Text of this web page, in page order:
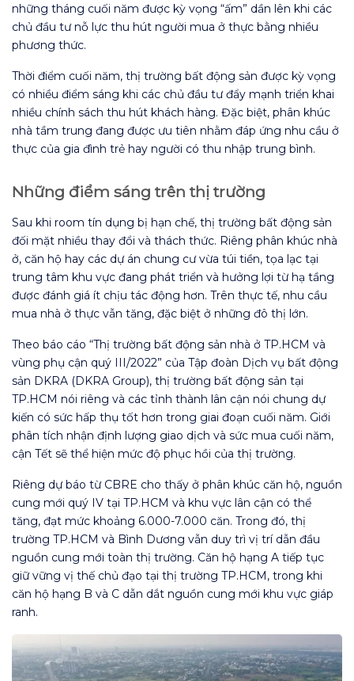
những tháng cuối năm được kỳ vọng “ấm” dần lên khi các
chủ đầu tư nỗ lực thu hút người mua ở thực bằng nhiều
phương thức.
Thời điểm cuối năm, thị trường bất động sản được kỳ vọng
có nhiều điểm sáng khi các chủ đầu tư đẩy mạnh triển khai
nhiều chính sách thu hút khách hàng. Đặc biệt, phân khúc
nhà tầm trung đang được ưu tiên nhằm đáp ứng nhu cầu ở
thực của gia đình trẻ hay người có thu nhập trung bình.
Những điểm sáng trên thị trường
Sau khi room tín dụng bị hạn chế, thị trường bất động sản
đối mặt nhiều thay đổi và thách thức. Riêng phân khúc nhà
ở, căn hộ hay các dự án chung cư vừa túi tiền, tọa lạc tại
trung tâm khu vực đang phát triển và hưởng lợi từ hạ tầng
được đánh giá ít chịu tác động hơn. Trên thực tế, nhu cầu
mua nhà ở thực vẫn tăng, đặc biệt ở những đô thị lớn.
Theo báo cáo “Thị trường bất động sản nhà ở TP.HCM và
vùng phụ cận quý III/2022” của Tập đoàn Dịch vụ bất động
sản DKRA (DKRA Group), thị trường bất động sản tại
TP.HCM nói riêng và các tỉnh thành lân cận nói chung dự
kiến có sức hấp thụ tốt hơn trong giai đoạn cuối năm. Giới
phân tích nhận định lượng giao dịch và sức mua cuối năm,
cận Tết sẽ thể hiện mức độ phục hồi của thị trường.
Riêng dự báo từ CBRE cho thấy ở phân khúc căn hộ, nguồn
cung mới quý IV tại TP.HCM và khu vực lân cận có thể
tăng, đạt mức khoảng 6.000-7.000 căn. Trong đó, thị
trường TP.HCM và Bình Dương vẫn duy trì vị trí dẫn đầu
nguồn cung mới toàn thị trường. Căn hộ hạng A tiếp tục
giữ vững vị thế chủ đạo tại thị trường TP.HCM, trong khi
căn hộ hạng B và C dẫn dắt nguồn cung mới khu vực giáp
ranh.